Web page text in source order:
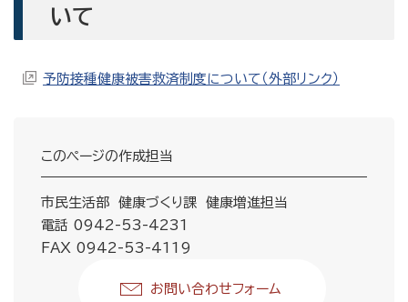
いて
予防接種健康被害救済制度について（外部リンク）
このページの作成担当
市民生活部 健康づくり課 健康増進担当
電話 0942-53-4231
FAX 0942-53-4119
お問い合わせフォーム